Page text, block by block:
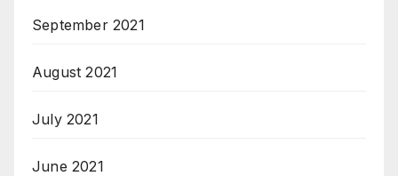
September 2021
August 2021
July 2021
June 2021